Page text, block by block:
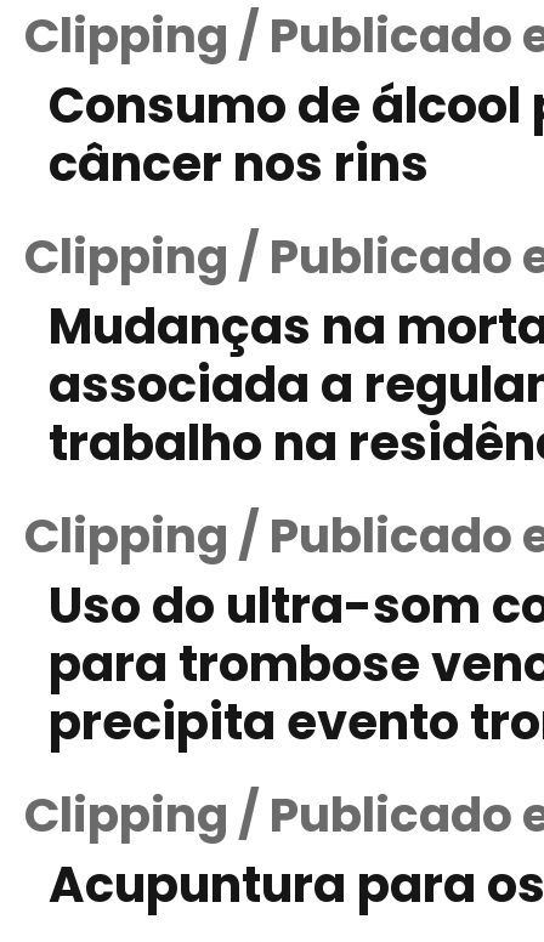
Clipping / Publicado
Consumo de
câncer nos rins
Clipping / Publicado
Mudanças na
associada a
trabalho na
Clipping / Publicado
Uso do ultra-som
para trombose
precipita evento
Clipping / Publicado
Acupuntura para